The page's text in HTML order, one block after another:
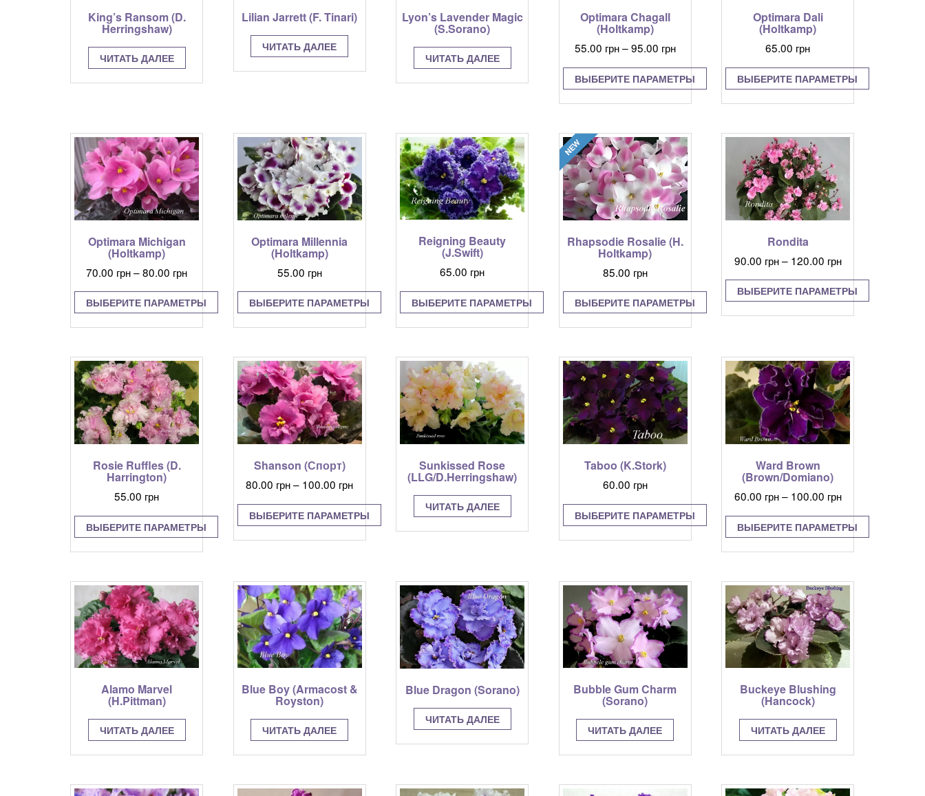
товара.
товара.
товара.
товара.
King’s Ransom (D.
Herringshaw)
ЧИТАТЬ ДАЛЕЕ
Lilian Jarrett (F. Tinari)
ЧИТАТЬ ДАЛЕЕ
Lyon’s Lavender Magic
(S.Sorano)
ЧИТАТЬ ДАЛЕЕ
Optimara Chagall
(Holtkamp)
55.00 грн–95.00 грнДиапазон
55.00 грн
–
95.00 грн
ВЫБЕРИТЕ ПАРАМЕТРЫ
Этот
имеет
несколько
вариаций.
Опции
можно
выбрать
на
товара.
Optimara Dali
(Holtkamp)
65.00 грн
ВЫБЕРИТЕ ПАРАМЕТРЫ
Этот
имеет
несколько
вариаций.
Опции
можно
выбрать
на
товара.
Optimara Michigan
(Holtkamp)
70.00 грн–80.00 грнДиапазон
70.00 грн
–
80.00 грн
ВЫБЕРИТЕ ПАРАМЕТРЫ
Этот
имеет
несколько
вариаций.
Опции
можно
выбрать
на
товара.
Optimara Millennia
(Holtkamp)
55.00 грн
ВЫБЕРИТЕ ПАРАМЕТРЫ
Этот
имеет
несколько
вариаций.
Опции
можно
выбрать
на
товара.
Reigning Beauty
(J.Swift)
65.00 грн
ВЫБЕРИТЕ ПАРАМЕТРЫ
Этот
имеет
несколько
вариаций.
Опции
можно
выбрать
на
товара.
Rhapsodie Rosalie (H.
Holtkamp)
85.00 грн
ВЫБЕРИТЕ ПАРАМЕТРЫ
Этот
имеет
несколько
вариаций.
Опции
можно
выбрать
на
товара.
Rondita
90.00 грн– 120.00 грнДиапазон
90.00 грн
–
120.00 грн
ВЫБЕРИТЕ ПАРАМЕТРЫ
Этот
несколько
вариаций.
Опции
можно
выбрать
на
странице
Rosie Ruffles (D.
Harrington)
55.00 грн
ВЫБЕРИТЕ ПАРАМЕТРЫ
Этот
имеет
несколько
вариаций.
Опции
можно
выбрать
на
товара.
Shanson (Спорт)
80.00 грн– 100.00 грнДиапазон
80.00 грн
–
100.00 грн
ВЫБЕРИТЕ ПАРАМЕТРЫ
Этот
несколько
вариаций.
Опции
можно
выбрать
на
странице
Sunkissed Rose
(LLG/D.Herringshaw)
ЧИТАТЬ ДАЛЕЕ
Taboo (K.Stork)
60.00 грн
ВЫБЕРИТЕ ПАРАМЕТРЫ
Этот
несколько
вариаций.
Опции
можно
выбрать
на
странице
Ward Brown
(Brown/Domiano)
60.00 грн– 100.00 грнДиапазон
60.00 грн
–
100.00 грн
ВЫБЕРИТЕ ПАРАМЕТРЫ
Этот
имеет
несколько
вариаций.
Опции
можно
выбрать
на
товара.
Alamo Marvel
(H.Pittman)
ЧИТАТЬ ДАЛЕЕ
Blue Boy (Armacost &
Royston)
ЧИТАТЬ ДАЛЕЕ
Blue Dragon (Sorano)
ЧИТАТЬ ДАЛЕЕ
Bubble Gum Charm
(Sorano)
ЧИТАТЬ ДАЛЕЕ
Buckeye Blushing
(Hancock)
ЧИТАТЬ ДАЛЕЕ